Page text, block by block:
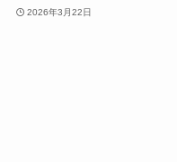
2026年3月22日